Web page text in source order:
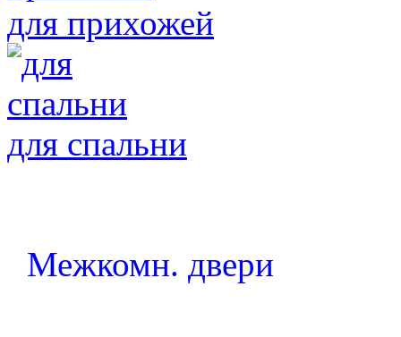
для прихожей
для спальни
Межкомн. двери